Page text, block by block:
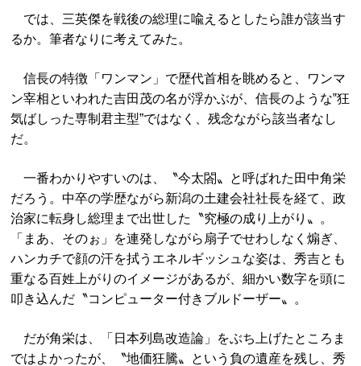
では、三英傑を戦後の総理に喩えるとしたら誰が該当す
るか。筆者なりに考えてみた。
信長の特徴「ワンマン」で歴代首相を眺めると、ワンマ
ン宰相といわれた吉田茂の名が浮かぶが、信長のような‟狂
気ばしった専制君主型”ではなく、残念ながら該当者なし
だ。
一番わかりやすいのは、〝今太閤〟と呼ばれた田中角栄
だろう。中卒の学歴ながら新潟の土建会社社長を経て、政
治家に転身し総理まで出世した〝究極の成り上がり〟。
「まあ、そのぉ」を連発しながら扇子でせわしなく煽ぎ、
ハンカチで顔の汗を拭うエネルギッシュな姿は、秀吉とも
重なる百姓上がりのイメージがあるが、細かい数字を頭に
叩き込んだ〝コンピューター付きブルドーザー〟。
だが角栄は、「日本列島改造論」をぶち上げたところま
ではよかったが、〝地価狂騰〟という負の遺産を残し、秀